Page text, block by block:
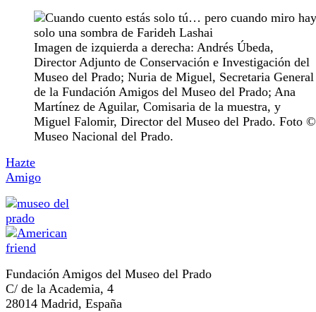
Imagen de izquierda a derecha: Andrés Úbeda,
Director Adjunto de Conservación e Investigación del
Museo del Prado; Nuria de Miguel, Secretaria General
de la Fundación Amigos del Museo del Prado; Ana
Martínez de Aguilar, Comisaria de la muestra, y
Miguel Falomir, Director del Museo del Prado. Foto ©
Museo Nacional del Prado.
Hazte
Amigo
Fundación Amigos del Museo del Prado
C/ de la Academia, 4
28014 Madrid, España